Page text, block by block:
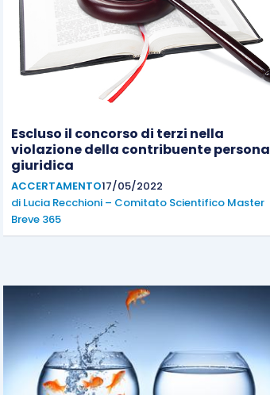
Escluso il concorso di terzi nella
violazione della contribuente persona
giuridica
ACCERTAMENTO17/05/2022
di Lucia Recchioni – Comitato Scientifico Master
Breve 365